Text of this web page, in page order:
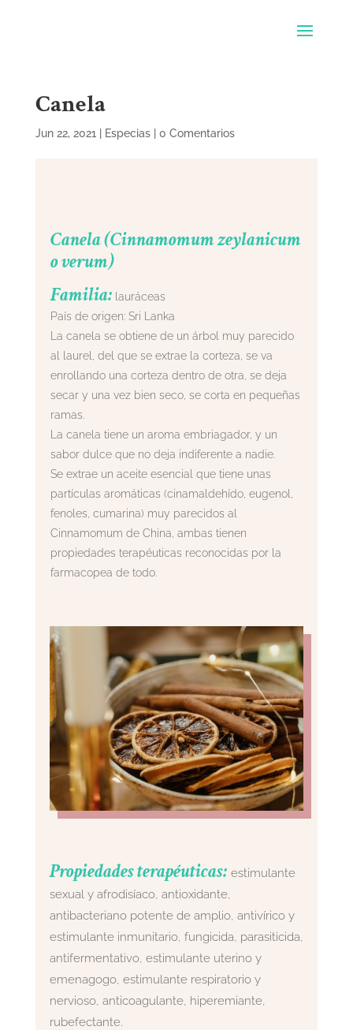
Canela
Jun 22, 2021 Especias| 0 Comentarios
Canela (Cinnamomum zeylanicum
o verum)
Familia:lauráceas
País de origen: Sri Lanka
La canela se obtiene de un árbol muy parecido
al laurel, del que se extrae la corteza, se va
enrollando una corteza dentro de otra, se deja
secar y una vez bien seco, se corta en pequeñas
ramas.
La canela tiene un aroma embriagador, y un
sabor dulce que no deja indiferente a nadie.
Se extrae un aceite esencial que tiene unas
partículas aromáticas (cinamaldehído, eugenol,
fenoles, cumarina) muy parecidos al
Cinnamomum de China, ambas tienen
propiedades terapéuticas reconocidas por la
farmacopea de todo.
Propiedades terapéuticas: estimulante
sexual y afrodisíaco, antioxidante,
antibacteriano potente de amplio, antivírico y
estimulante inmunitario, fungicida, parasiticida,
antifermentativo, estimulante uterino y
emenagogo, estimulante respiratorio y
nervioso, anticoagulante, hiperemiante,
rubefectante.